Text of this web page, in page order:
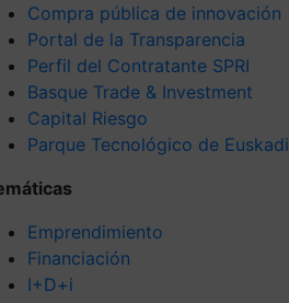
Compra pública de innovación
Portal de la Transparencia
Perfil del Contratante SPRI
Basque Trade & Investment
Capital Riesgo
Parque Tecnológico de Euskadi
Emprendimiento
Financiación
I+D+i